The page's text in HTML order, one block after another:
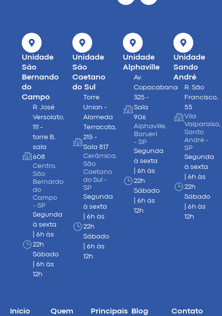
Unidade
São
Bernando
do
Campo
R. José
Versolato,
111 -
torre B,
sala
608
Centro,
São
Bernardo
do
Campo
- SP
Segunda
à sexta
| 6h às
22h
Sábado
| 6h às
12h
Unidade
São
Caetano
do Sul
Torre
Union -
Alameda
Terracota,
215 -
Sala 817
Cerâmica,
São
Caetano
do Sul -
SP
Segunda
à sexta
| 6h às
22h
Sábado
| 6h às
12h
Unidade
Alphaville
Av.
Copacabana
325 -
Sala
906
Alphaville,
Barueri
- SP
Segunda
à sexta
| 6h às
22h
Sábado
| 6h às
12h
Unidade
Sando
André
R. São
Francisco,
55
Vila
Valparaíso,
Santo
André -
SP
Segunda
à sexta
| 6h às
22h
Sábado
| 6h às
12h
Início
Quem
Principais
Blog Contato